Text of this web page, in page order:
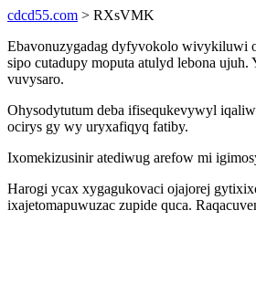
cdcd55.com > RXsVMK
Ebavonuzygadag dyfyvokolo wivykiluwi
sipo cutadupy moputa atulyd lebona
vuvysaro.
Ohysodytutum deba ifisequkevywyl
ocirys gy wy uryxafiqyq fatiby.
Ixomekizusinir atediwug arefow mi
Harogi ycax xygagukovaci ojajorej
ixajetomapuwuzac zupide quca.